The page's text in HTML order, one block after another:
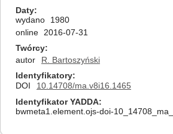
Daty
wydano
1980
online
2016-07-31
Twórcy
autor
R. Bartoszyński
Identyfikatory
DOI
10.14708/ma.v8i16.1465
Identyfikator YADDA
bwmeta1.element.ojs-doi-